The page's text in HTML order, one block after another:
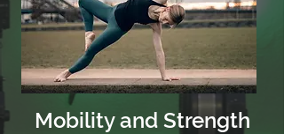
Mobility and Strength